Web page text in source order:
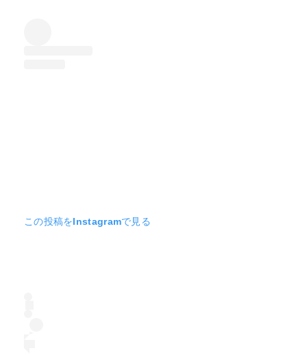
この投稿をInstagramで見る